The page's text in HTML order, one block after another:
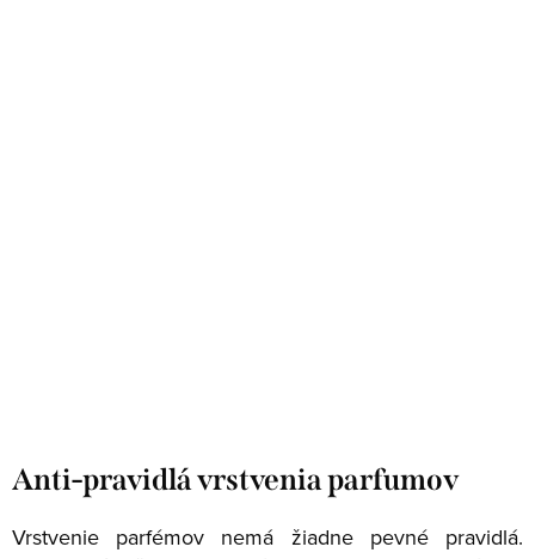
Anti-pravidlá vrstvenia parfumov
Vrstvenie parfémov nemá žiadne pevné pravidlá.